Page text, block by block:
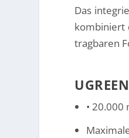
Das
kombiniert
tragbaren
•